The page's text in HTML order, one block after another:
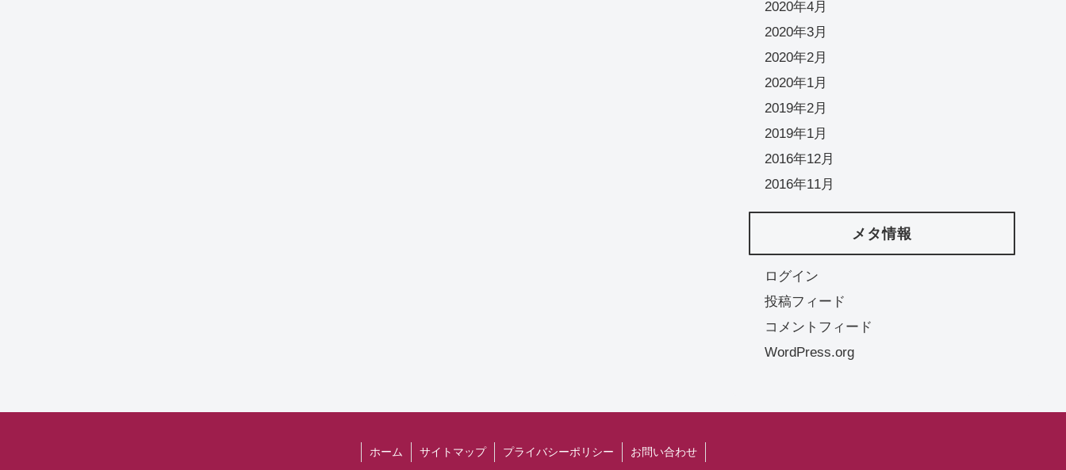
2020年4月
2020年3月
2020年2月
2020年1月
2019年2月
2019年1月
2016年12月
2016年11月
メタ情報
ログイン
投稿フィード
コメントフィード
WordPress.org
ホーム サイトマップ プライバシーポリシー お問い合わせ